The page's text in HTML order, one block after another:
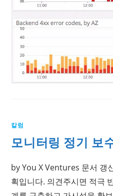
칼럼
모니터링 정기 보
by You X Ventures 문서 갱
획입니다. 의견주시면 적극